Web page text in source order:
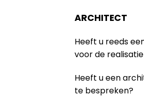
ARCHITECT
Heeft u reeds
voor de
Heeft u een
te bespreken?